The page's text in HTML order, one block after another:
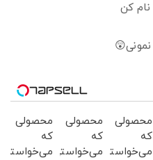
محصولی
که
می‌خواستی
محصولی
که
می‌خواستی
محصولی
که
می‌خواستی